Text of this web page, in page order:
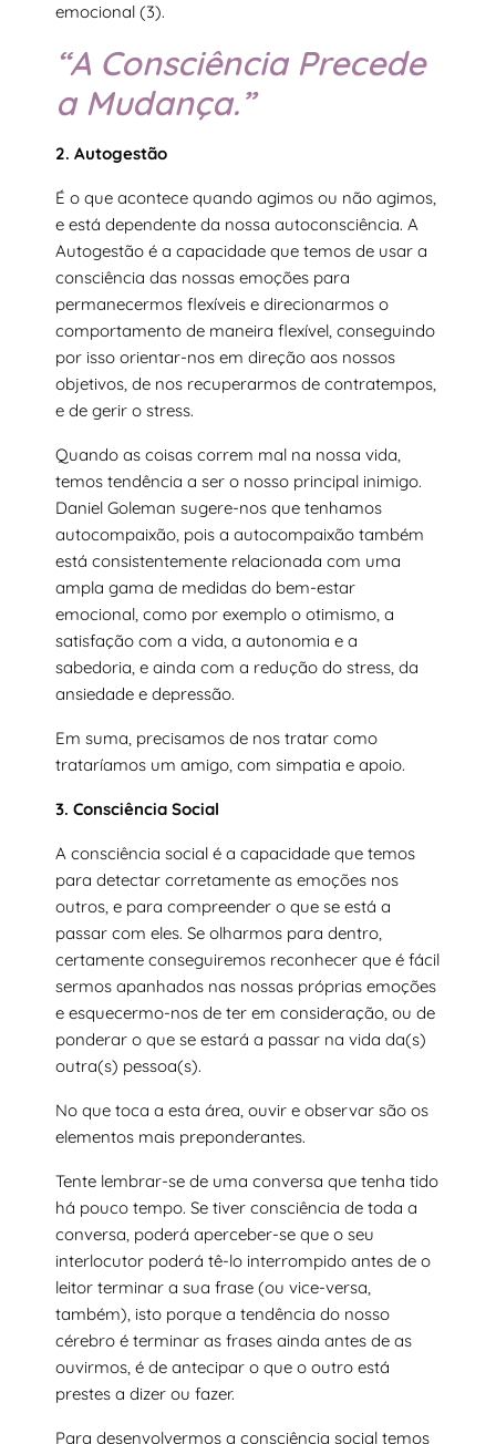
emocional (3).
“A Consciência Precede
a Mudança.”
2. Autogestão
É o que acontece quando agimos ou não agimos,
e está dependente da nossa autoconsciência. A
Autogestão é a capacidade que temos de usar a
consciência das nossas emoções para
permanecermos flexíveis e direcionarmos o
comportamento de maneira flexível, conseguindo
por isso orientar-nos em direção aos nossos
objetivos, de nos recuperarmos de contratempos,
e de gerir o stress.
Quando as coisas correm mal na nossa vida,
temos tendência a ser o nosso principal inimigo.
Daniel Goleman sugere-nos que tenhamos
autocompaixão, pois a autocompaixão também
está consistentemente relacionada com uma
ampla gama de medidas do bem-estar
emocional, como por exemplo o otimismo, a
satisfação com a vida, a autonomia e a
sabedoria, e ainda com a redução do stress, da
ansiedade e depressão.
Em suma, precisamos de nos tratar como
trataríamos um amigo, com simpatia e apoio.
3. Consciência Social
A consciência social é a capacidade que temos
para detectar corretamente as emoções nos
outros, e para compreender o que se está a
passar com eles. Se olharmos para dentro,
certamente conseguiremos reconhecer que é fácil
sermos apanhados nas nossas próprias emoções
e esquecermo-nos de ter em consideração, ou de
ponderar o que se estará a passar na vida da(s)
outra(s) pessoa(s).
No que toca a esta área, ouvir e observar são os
elementos mais preponderantes.
Tente lembrar-se de uma conversa que tenha tido
há pouco tempo. Se tiver consciência de toda a
conversa, poderá aperceber-se que o seu
interlocutor poderá tê-lo interrompido antes de o
leitor terminar a sua frase (ou vice-versa,
também), isto porque a tendência do nosso
cérebro é terminar as frases ainda antes de as
ouvirmos, é de antecipar o que o outro está
prestes a dizer ou fazer.
Para desenvolvermos a consciência social temos